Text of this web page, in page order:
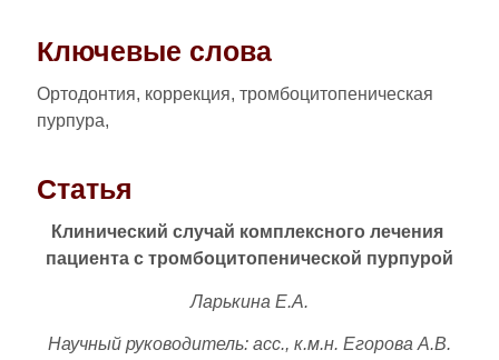
Ключевые слова
Ортодонтия, коррекция, тромбоцитопеническая
пурпура,
Статья
Клинический случай комплексного лечения
пациента с тромбоцитопенической пурпурой
Ларькина Е.А.
Научный руководитель: асс., к.м.н. Егорова А.В.